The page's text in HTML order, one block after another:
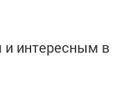
интересным в